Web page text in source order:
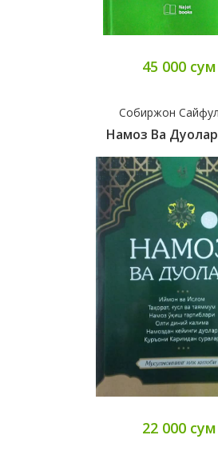
45 000 сум
Собиржон
Намоз Ва
22 000 сум